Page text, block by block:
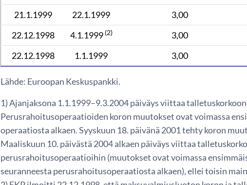
21.1.1999
22.1.1999 3,00
22.12.1998
4.1.1999 (2) 3,00
22.12.1998
1.1.1999 3,00
Lähde: Euroopan Keskuspankki.
1) Ajanjaksona 1.1.1999–9.3.2004 päiväys viittaa
Perusrahoitusoperaatioiden koron muutokset ovat voimassa
operaatiosta alkaen. Syyskuun 18. päivänä 2001 tehty koron
Maaliskuun 10. päivästä 2004 alkaen päiväys viittaa
perusrahoitusoperaatioihin (muutokset ovat voimassa
seuranneesta perusrahoitusoperaatiosta alkaen), ellei toisin